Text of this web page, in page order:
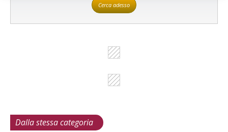
Cerca adesso
Dalla stessa categoria